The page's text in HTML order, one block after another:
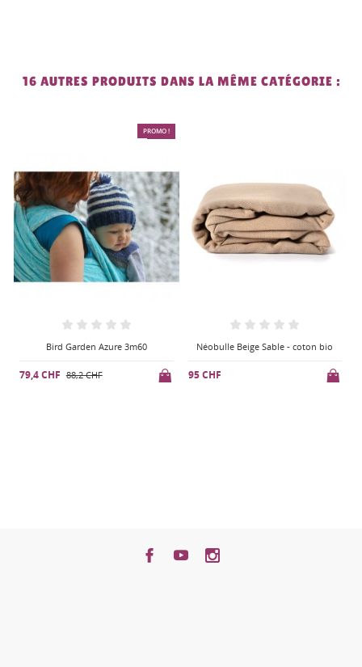
16 AUTRES PRODUITS DANS LA MÊME CATÉGORIE :
Azure 3m60
CHF
Néobulle Beige Sable - coton bio
Sling Little Frog